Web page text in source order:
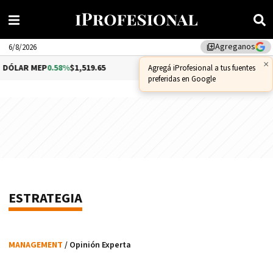
library_addAgreganos
×
Agregá iProfesional a tus fuentes
preferidas en Google
6/8/2026
MEP0.58%$1,519.65 DÓLAR CCL1.06%$1,576.19
ESTRATEGIA
MANAGEMENT / Opinión Experta